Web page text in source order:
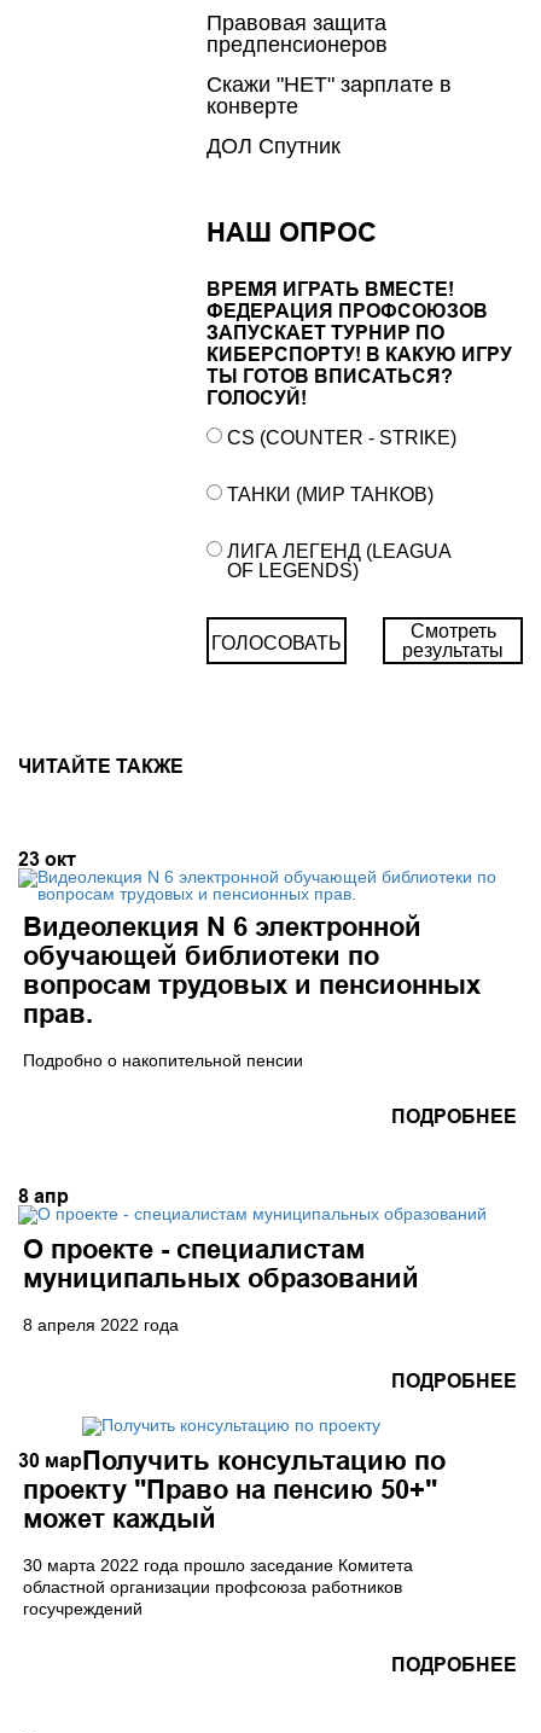
Правовая защита
предпенсионеров
Скажи "НЕТ" зарплате в
конверте
ДОЛ Спутник
НАШ ОПРОС
ВРЕМЯ ИГРАТЬ ВМЕСТЕ!
ФЕДЕРАЦИЯ ПРОФСОЮЗОВ
ЗАПУСКАЕТ ТУРНИР ПО
КИБЕРСПОРТУ! В КАКУЮ ИГРУ
ТЫ ГОТОВ ВПИСАТЬСЯ?
ГОЛОСУЙ!
CS (COUNTER - STRIKE)
ТАНКИ (МИР ТАНКОВ)
ЛИГА ЛЕГЕНД (LEAGUA
OF LEGENDS)
ГОЛОСОВАТЬ
Смотреть
результаты
ЧИТАЙТЕ ТАКЖЕ
23 окт
Видеолекция N 6 электронной
обучающей библиотеки по
вопросам трудовых и пенсионных
прав.
Подробно о накопительной пенсии
ПОДРОБНЕЕ
8 апр
О проекте - специалистам
муниципальных образований
8 апреля 2022 года
ПОДРОБНЕЕ
30 марПолучить консультацию по
проекту "Право на пенсию 50+"
может каждый
30 марта 2022 года прошло заседание Комитета
областной организации профсоюза работников
госучреждений
ПОДРОБНЕЕ